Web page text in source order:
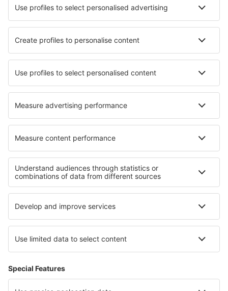
Mobilní aplikace
Letecké společnosti
Ryanair
Wizz Air
easyJet
Lufthansa
O eSky
Všeobecné podmínky
Moje rezervace
Politika ochrany soukromí
Podpora a kontakt
Země